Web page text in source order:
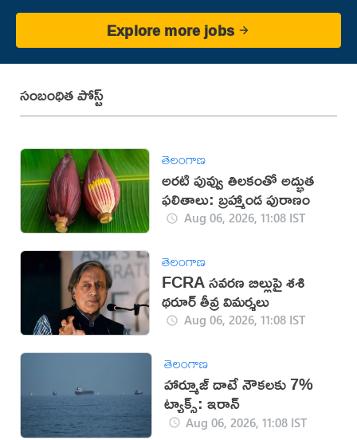
Explore more jobs
సంబంధిత పోస్ట్
తెలంగాణ
అరటి పువ్వు తిలకంతో అద్భుత
ఫలితాలు: బ్రహ్మాండ పురాణం
Aug 06, 2026, 11:08 IST
తెలంగాణ
FCRA సవరణ బిల్లుపై శశి
థరూర్ తీవ్ర విమర్శలు
Aug 06, 2026, 11:08 IST
తెలంగాణ
హార్మూజ్ దాటే నౌకలకు 7%
ట్యాక్స్: ఇరాన్
Aug 06, 2026, 11:08 IST